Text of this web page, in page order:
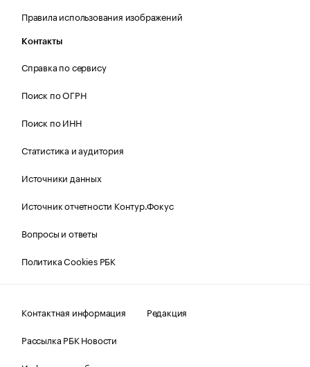
Правила использования изображений
Контакты
Справка по сервису
Поиск по ОГРН
Поиск по ИНН
Статистика и аудитория
Источники данных
Источник отчетности Контур.Фокус
Вопросы и ответы
Политика Cookies РБК
Контактная информация
Редакция
Рассылка РБК Новости